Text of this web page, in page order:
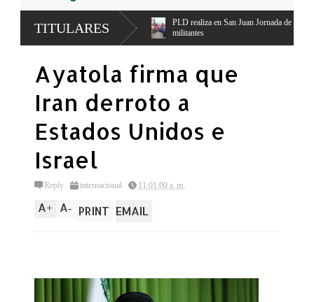
TITULARESPLD realiza en San Juan Jornada de Esfuerzo Concentrado,moviliza
militantes
Ayatola firma que
Iran derroto a
Estados Unidos e
Israel
Reply internacional 11:01:00 a. m.
A+ A- PRINT EMAIL